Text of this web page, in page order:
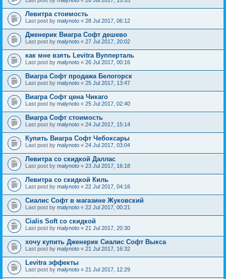
Левитра стоимость
Last post by malynoto « 28 Jul 2017, 06:12
Дженерик Виагра Софт дешево
Last post by malynoto « 27 Jul 2017, 20:02
как мне взять Levitra Вупперталь
Last post by malynoto « 26 Jul 2017, 00:16
Виагра Софт продажа Белогорск
Last post by malynoto « 25 Jul 2017, 13:47
Виагра Софт цена Чикаго
Last post by malynoto « 25 Jul 2017, 02:40
Виагра Софт стоимость
Last post by malynoto « 24 Jul 2017, 15:14
Купить Виагра Софт Чебоксары
Last post by malynoto « 24 Jul 2017, 03:04
Левитра со скидкой Даллас
Last post by malynoto « 23 Jul 2017, 16:18
Левитра со скидкой Киль
Last post by malynoto « 22 Jul 2017, 04:16
Сиалис Софт в магазине Жуковский
Last post by malynoto « 22 Jul 2017, 00:21
Cialis Soft со скидкой
Last post by malynoto « 21 Jul 2017, 20:30
хочу купить Дженерик Сиалис Софт Выкса
Last post by malynoto « 21 Jul 2017, 16:32
Levitra эффекты
Last post by malynoto « 21 Jul 2017, 12:29